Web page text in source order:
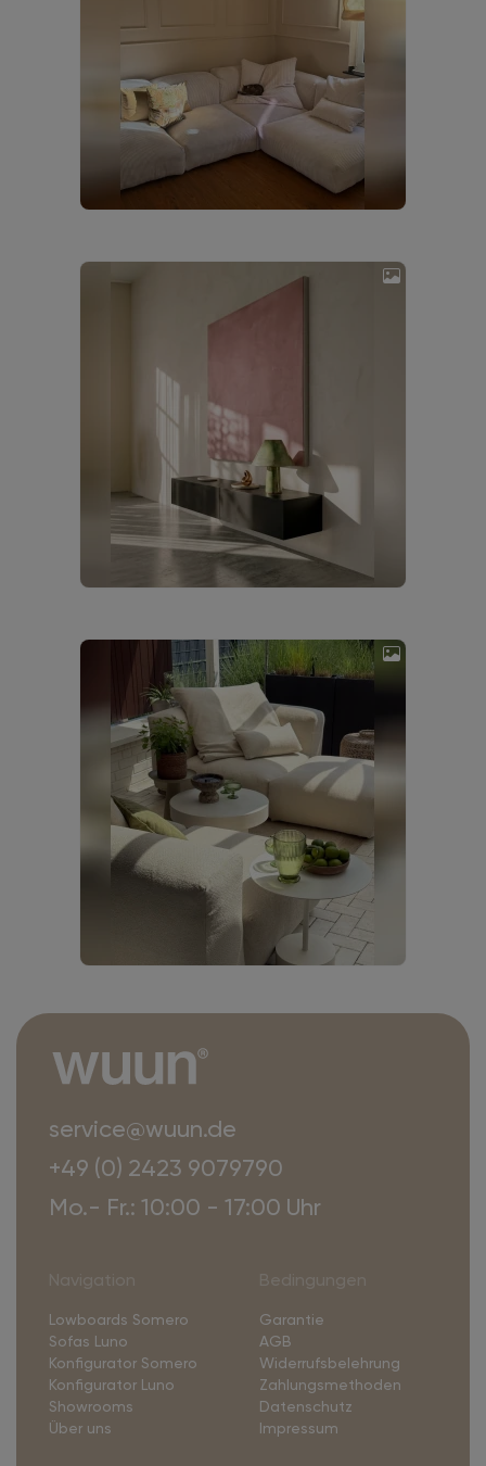
service@wuun.de
+49 (0) 2423 9079790
Mo.- Fr.: 10:00 - 17:00 Uhr
Lowboards Somero
Sofas Luno
Konfigurator Somero
Konfigurator Luno
Showrooms
Über uns
Garantie
AGB
Widerrufsbelehrung
Zahlungsmethoden
Datenschutz
Impressum